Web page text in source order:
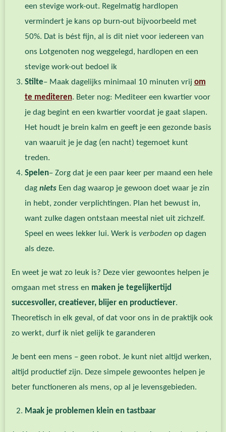
een stevige work-out. Regelmatig hardlopen
vermindert je kans op burn-out bijvoorbeeld met
50%. Dat is bést fijn, al is dit niet voor iedereen van
ons Lotgenoten nog weggelegd, hardlopen en een
stevige work-out bedoel ik
Stilte– Maak dagelijks minimaal 10 minuten vrij om
te mediteren. Beter nog: Mediteer een kwartier voor
je dag begint en een kwartier voordat je gaat slapen.
Het houdt je brein kalm en geeft je een gezonde basis
van waaruit je je dag (en nacht) tegemoet kunt
treden.
Spelen– Zorg dat je een paar keer per maand een hele
dag niets Een dag waarop je gewoon doet waar je zin
in hebt, zonder verplichtingen. Plan het bewust in,
want zulke dagen ontstaan meestal niet uit zichzelf.
Speel en wees lekker lui. Werk is verboden op dagen
als deze.
En weet je wat zo leuk is? Deze vier gewoontes helpen je
omgaan met stress en maken je tegelijkertijd
succesvoller, creatiever, blijer en productiever.
Theoretisch in elk geval, of dat voor ons in de praktijk ook
zo werkt, durf ik niet gelijk te garanderen
Je bent een mens – geen robot. Je kunt niet altijd werken,
altijd productief zijn. Deze simpele gewoontes helpen je
beter functioneren als mens, op al je levensgebieden.
Maak je problemen klein en tastbaar